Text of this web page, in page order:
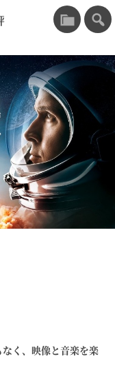
く、映像と音楽を楽